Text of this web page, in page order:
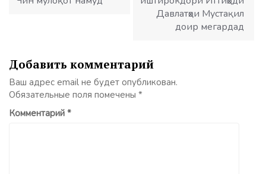
Давлатҳои Мустақил
доир мегардад
Добавить комментарий
Ваш адрес email не будет опубликован.
Обязательные поля помечены *
Комментарий *